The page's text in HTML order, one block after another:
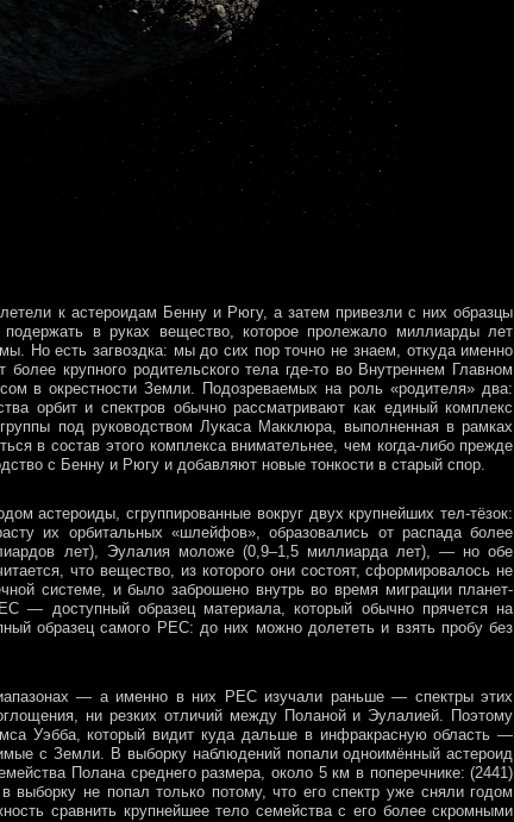
к астероидам Бенну и Рюгу, а затем привезли с них образцы
в руках вещество, которое пролежало миллиарды лет
Но есть загвоздка: мы до сих пор точно не знаем, откуда именно
крупного родительского тела где-то во Внутреннем Главном
в окрестности Земли. Подозреваемых на роль «родителя» два:
орбит и спектров обычно рассматривают как единый комплекс
под руководством Лукаса Макклюра, выполненная в рамках
в состав этого комплекса внимательнее, чем когда-либо прежде
с Бенну и Рюгу и добавляют новые тонкости в старый спор.
астероиды, сгруппированные вокруг двух крупнейших тел-тёзок:
их орбитальных «шлейфов», образовались от распада более
лет), Эулалия моложе (0,9–1,5 миллиарда лет), — но обе
что вещество, из которого они состоят, сформировалось не
системе, и было заброшено внутрь во время миграции планет-
— доступный образец материала, который обычно прячется на
образец самого PEC: до них можно долететь и взять пробу без
— а именно в них PEC изучали раньше — спектры этих
ни резких отличий между Поланой и Эулалией. Поэтому
Уэбба, который видит куда дальше в инфракрасную область —
с Земли. В выборку наблюдений попали одноимённый астероид
Полана среднего размера, около 5 км в поперечнике: (2441)
не попал только потому, что его спектр уже сняли годом
сравнить крупнейшее тело семейства с его более скромными